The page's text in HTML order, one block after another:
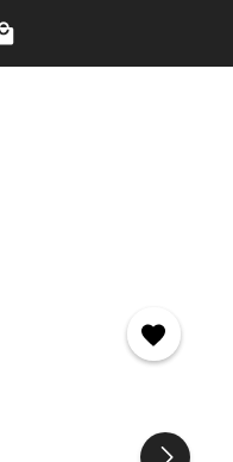
Warenkorb enthält 0